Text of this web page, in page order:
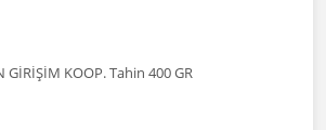
GİRİŞİM KOOP. Tahin 400 GR